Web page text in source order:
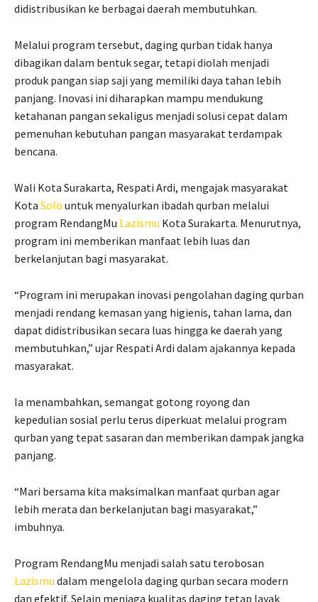
didistribusikan ke berbagai daerah membutuhkan.
Melalui program tersebut, daging qurban tidak hanya
dibagikan dalam bentuk segar, tetapi diolah menjadi
produk pangan siap saji yang memiliki daya tahan lebih
panjang. Inovasi ini diharapkan mampu mendukung
ketahanan pangan sekaligus menjadi solusi cepat dalam
pemenuhan kebutuhan pangan masyarakat terdampak
bencana.
Wali Kota Surakarta, Respati Ardi, mengajak masyarakat
Kota Solo untuk menyalurkan ibadah qurban melalui
program RendangMu Lazismu Kota Surakarta. Menurutnya,
program ini memberikan manfaat lebih luas dan
berkelanjutan bagi masyarakat.
“Program ini merupakan inovasi pengolahan daging qurban
menjadi rendang kemasan yang higienis, tahan lama, dan
dapat didistribusikan secara luas hingga ke daerah yang
membutuhkan,” ujar Respati Ardi dalam ajakannya kepada
masyarakat.
Ia menambahkan, semangat gotong royong dan
kepedulian sosial perlu terus diperkuat melalui program
qurban yang tepat sasaran dan memberikan dampak jangka
panjang.
“Mari bersama kita maksimalkan manfaat qurban agar
lebih merata dan berkelanjutan bagi masyarakat,”
imbuhnya.
Program RendangMu menjadi salah satu terobosan
Lazismu dalam mengelola daging qurban secara modern
dan efektif. Selain menjaga kualitas daging tetap layak